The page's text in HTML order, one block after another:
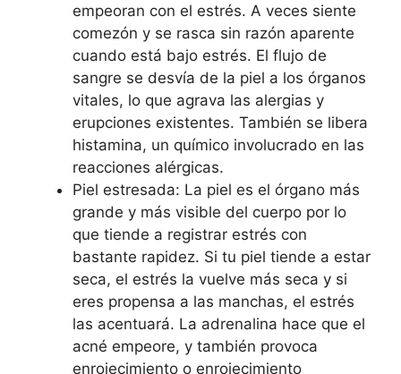
empeoran con el estrés. A veces siente
comezón y se rasca sin razón aparente
cuando está bajo estrés. El flujo de
sangre se desvía de la piel a los órganos
vitales, lo que agrava las alergias y
erupciones existentes. También se libera
histamina, un químico involucrado en las
reacciones alérgicas.
Piel estresada: La piel es el órgano más
grande y más visible del cuerpo por lo
que tiende a registrar estrés con
bastante rapidez. Si tu piel tiende a estar
seca, el estrés la vuelve más seca y si
eres propensa a las manchas, el estrés
las acentuará. La adrenalina hace que el
acné empeore, y también provoca
enrojecimiento o enrojecimiento